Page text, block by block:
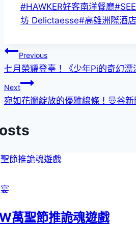
Post
Tags:
#HAWKER好客南洋餐廳#
坊 Delictaesse#高雄洲際酒店
文
章
導
Previous
七月榮耀登臺！《少年Pi的奇幻
Next
宛如花瓣綻放的優雅線條！曼谷
萬聖節推詭魂遊戲